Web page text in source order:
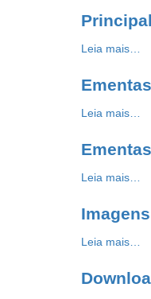
Principal
Leia mais…
Leia mais…
Leia mais…
Imagens
Leia mais…